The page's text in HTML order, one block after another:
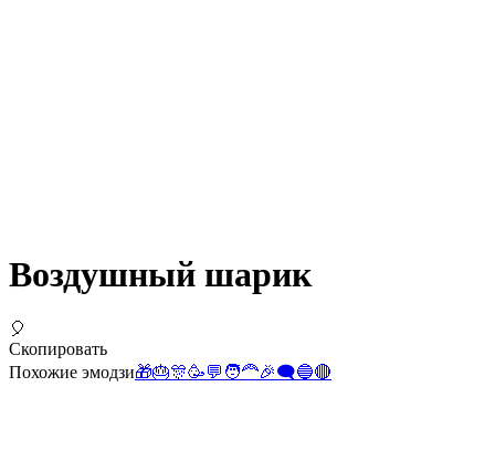
Воздушный шарик
🎈
Скопировать
Похожие эмодзи🎁🎂🎊🥳💬 🧑‍🦰🎉🗨️🔵🔴